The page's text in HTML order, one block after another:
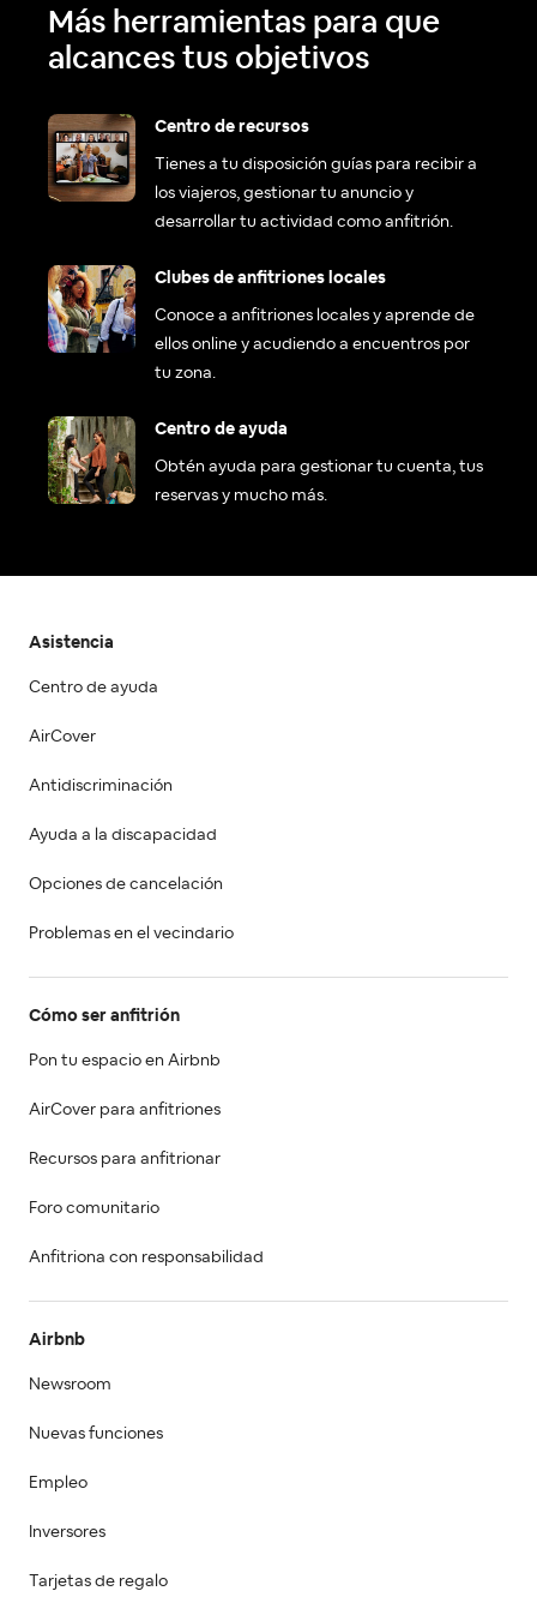
Más herramientas para que
alcances tus objetivos
Centro de recursos
Tienes a tu disposición guías para recibir a
los viajeros, gestionar tu anuncio y
desarrollar tu actividad como anfitrión.
Clubes de anfitriones locales
Conoce a anfitriones locales y aprende de
ellos online y acudiendo a encuentros por
tu zona.
Centro de ayuda
Obtén ayuda para gestionar tu cuenta, tus
reservas y mucho más.
Asistencia
Centro de ayuda
AirCover
Antidiscriminación
Ayuda a la discapacidad
Opciones de cancelación
Problemas en el vecindario
Cómo ser anfitrión
Pon tu espacio en Airbnb
AirCover para anfitriones
Recursos para anfitrionar
Foro comunitario
Anfitriona con responsabilidad
Airbnb
Newsroom
Nuevas funciones
Empleo
Inversores
Tarjetas de regalo